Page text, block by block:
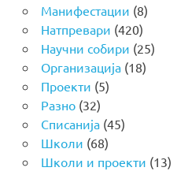
Манифестации (8)
Натпревари (420)
Научни собири (25)
Организација(18)
Проекти (5)
Разно(32)
Списанија(45)
Школи (68)
Школи и проекти (13)